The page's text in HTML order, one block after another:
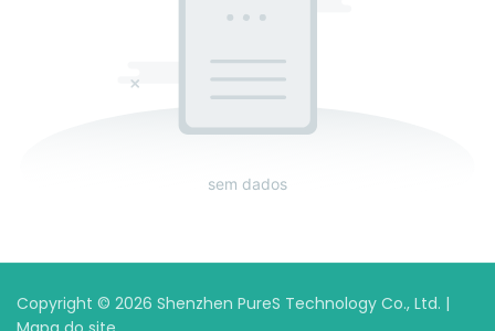
sem dados
Copyright © 2026 Shenzhen PureS Technology Co., Ltd. |